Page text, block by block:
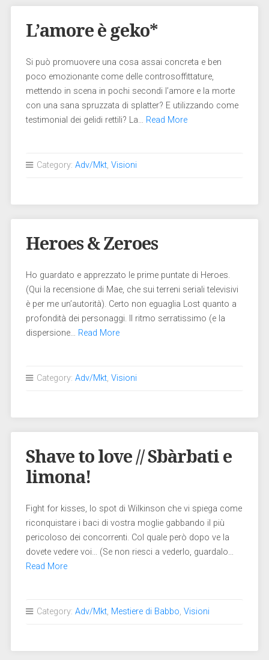
L’amore è geko*
Si può promuovere una cosa assai concreta e ben
poco emozionante come delle controsoffittature,
mettendo in scena in pochi secondi l’amore e la morte
con una sana spruzzata di splatter? E utilizzando come
testimonial dei gelidi rettili? La… Read More
Category: Adv/Mkt, Visioni
Heroes & Zeroes
Ho guardato e apprezzato le prime puntate di Heroes.
(Qui la recensione di Mae, che sui terreni seriali televisivi
è per me un’autorità). Certo non eguaglia Lost quanto a
profondità dei personaggi. Il ritmo serratissimo (e la
dispersione… Read More
Category: Adv/Mkt, Visioni
Shave to love // Sbàrbati e
limona!
Fight for kisses, lo spot di Wilkinson che vi spiega come
riconquistare i baci di vostra moglie gabbando il più
pericoloso dei concorrenti. Col quale però dopo ve la
dovete vedere voi… (Se non riesci a vederlo, guardalo…
Read More
Category: Adv/Mkt, Mestiere di Babbo, Visioni